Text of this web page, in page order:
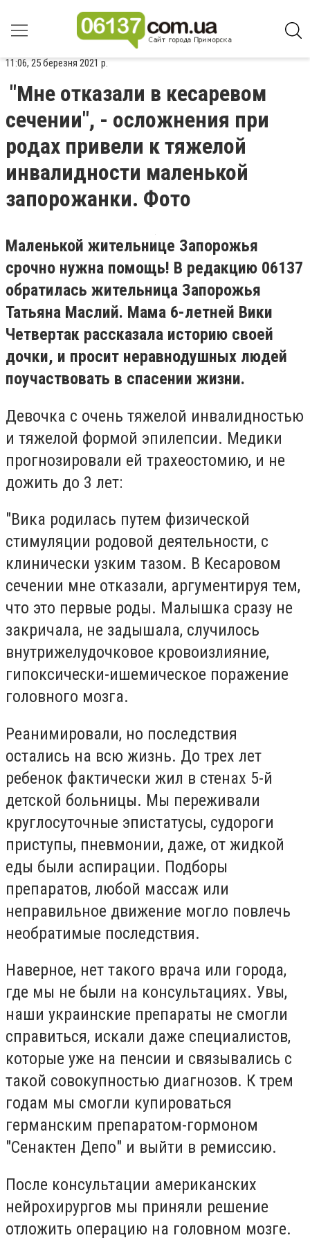
11:06, 25 березня 2021 р.
"Мне отказали в кесаревом
сечении", - осложнения при
родах привели к тяжелой
инвалидности маленькой
запорожанки. Фото
Маленькой жительнице Запорожья
срочно нужна помощь! В редакцию 06137
обратилась жительница Запорожья
Татьяна Маслий. Мама 6-летней Вики
Четвертак рассказала историю своей
дочки, и просит неравнодушных людей
поучаствовать в спасении жизни.
Девочка с очень тяжелой инвалидностью
и тяжелой формой эпилепсии. Медики
прогнозировали ей трахеостомию, и не
дожить до 3 лет:
"Вика родилась путем физической
стимуляции родовой деятельности, с
клинически узким тазом. В Кесаровом
сечении мне отказали, аргументируя тем,
что это первые роды. Малышка сразу не
закричала, не задышала, случилось
внутрижелудочковое кровоизлияние,
гипоксически-ишемическое поражение
головного мозга.
Реанимировали, но последствия
остались на всю жизнь. До трех лет
ребенок фактически жил в стенах 5-й
детской больницы. Мы переживали
круглосуточные эпистатусы, судороги
приступы, пневмонии, даже, от жидкой
еды были аспирации. Подборы
препаратов, любой массаж или
неправильное движение могло повлечь
необратимые последствия.
Наверное, нет такого врача или города,
где мы не были на консультациях. Увы,
наши украинские препараты не смогли
справиться, искали даже специалистов,
которые уже на пенсии и связывались с
такой совокупностью диагнозов. К трем
годам мы смогли купироваться
германским препаратом-гормоном
"Сенактен Депо" и выйти в ремиссию.
После консультации американских
нейрохирургов мы приняли решение
отложить операцию на головном мозге.